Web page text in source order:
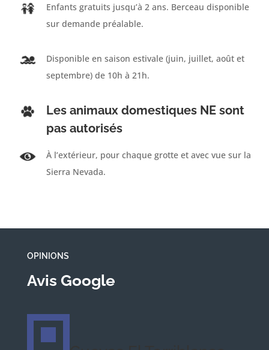
Enfants gratuits jusqu’à 2 ans. Berceau disponible
sur demande préalable.
Disponible en saison estivale (juin, juillet, août et
septembre) de 10h à 21h.
Les animaux domestiques NE sont
pas autorisés
À l’extérieur, pour chaque grotte et avec vue sur la
Sierra Nevada.
OPINIONS
Avis Google